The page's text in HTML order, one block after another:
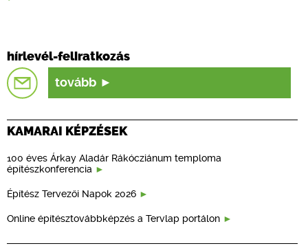
hírlevél-feliratkozás
tovább
KAMARAI KÉPZÉSEK
100 éves Árkay Aladár Rákócziánum temploma
építészkonferencia
Építész Tervezői Napok 2026
Online építésztovábbképzés a Tervlap portálon